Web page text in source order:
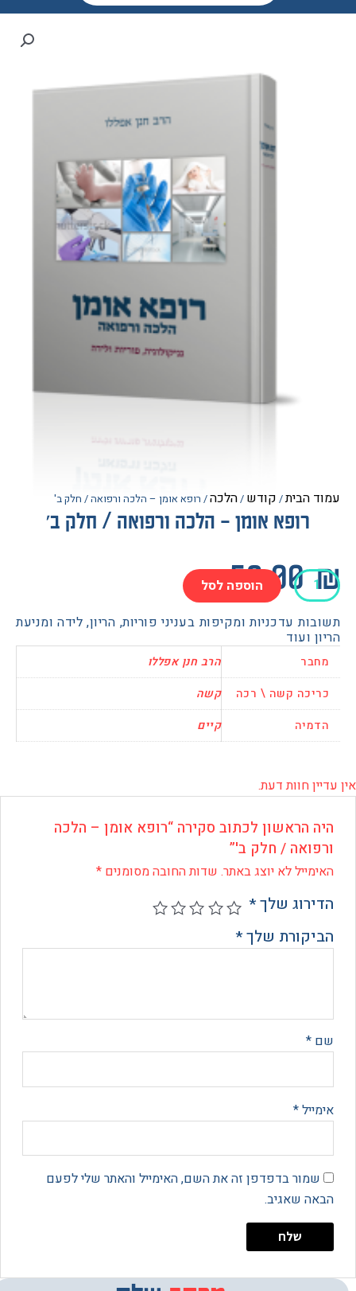
/קודש/ הלכה/ רופא אומן – הלכה ורפואה / חלק ב'
רופא אומן – הלכה ורפואה / חלק ב'
הוספה לסל
עדכניות ומקיפות בעניני פוריות, הריון, לידה ומניעת
ועוד
הרב חנן אפללו
קשה \ רכה
קשה
חוות דעת.
הראשון לכתוב סקירה “רופא אומן – הלכה
/ חלק ב'”
לא יוצג באתר.שדות החובה מסומנים*
שלך*
שלך*
בדפדפן זה את השם, האימייל והאתר שלי לפעם
שאגיב.
מרחב